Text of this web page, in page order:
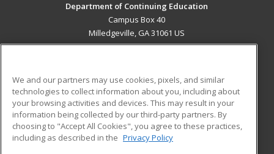
Department of Continuing Education
Campus Box 40
Milledgeville, GA 31061 US
ADDITIONAL RESOURCES
Military
Financial Assistance
Help
Student Blog
We and our partners may use cookies, pixels, and similar
technologies to collect information about you, including about
your browsing activities and devices. This may result in your
information being collected by our third-party partners. By
choosing to "Accept All Cookies", you agree to these practices,
including as described in the Privacy Policy